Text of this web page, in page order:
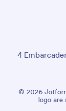
4
© 2026
logo are